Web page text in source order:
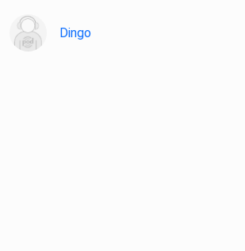
Dingo